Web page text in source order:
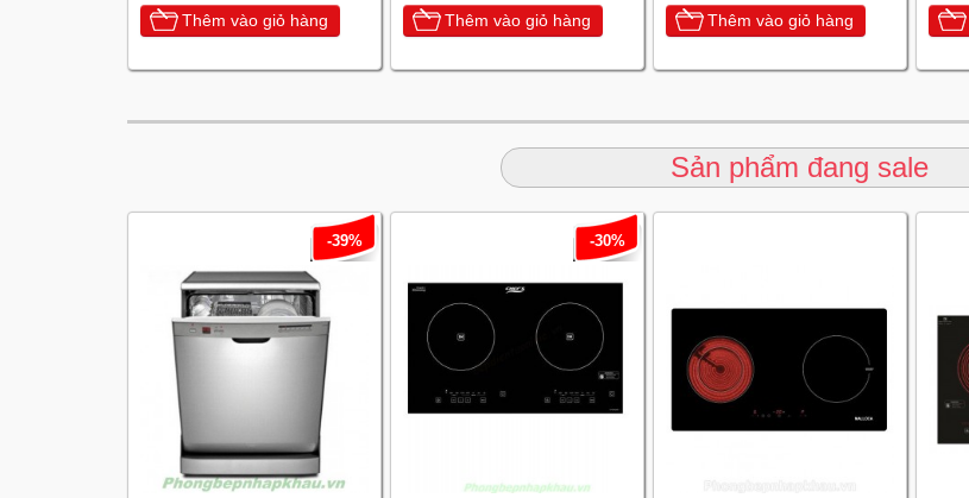
Thêm vào giỏ hàng Thêm vào giỏ hàng Thêm vào giỏ hàng
Sản phẩm đang sale
-39% -30%